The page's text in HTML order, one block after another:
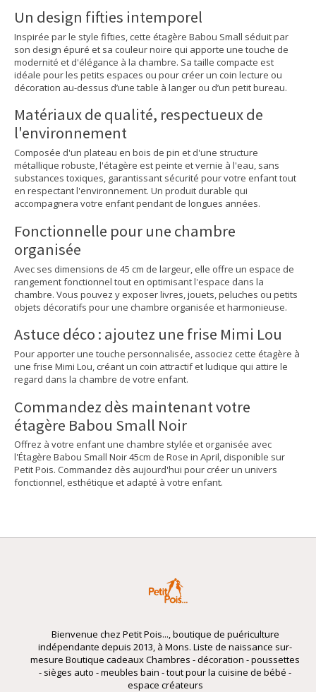
Un design fifties intemporel
Inspirée par le style fifties, cette étagère Babou Small séduit par
son design épuré et sa couleur noire qui apporte une touche de
modernité et d'élégance à la chambre. Sa taille compacte est
idéale pour les petits espaces ou pour créer un coin lecture ou
décoration au-dessus d’une table à langer ou d’un petit bureau.
Matériaux de qualité, respectueux de
l'environnement
Composée d'un plateau en bois de pin et d'une structure
métallique robuste, l'étagère est peinte et vernie à l'eau, sans
substances toxiques, garantissant sécurité pour votre enfant tout
en respectant l'environnement. Un produit durable qui
accompagnera votre enfant pendant de longues années.
Fonctionnelle pour une chambre
organisée
Avec ses dimensions de 45 cm de largeur, elle offre un espace de
rangement fonctionnel tout en optimisant l'espace dans la
chambre. Vous pouvez y exposer livres, jouets, peluches ou petits
objets décoratifs pour une chambre organisée et harmonieuse.
Astuce déco : ajoutez une frise Mimi Lou
Pour apporter une touche personnalisée, associez cette étagère à
une frise Mimi Lou, créant un coin attractif et ludique qui attire le
regard dans la chambre de votre enfant.
Commandez dès maintenant votre
étagère Babou Small Noir
Offrez à votre enfant une chambre stylée et organisée avec
l'Étagère Babou Small Noir 45cm de Rose in April, disponible sur
Petit Pois. Commandez dès aujourd'hui pour créer un univers
fonctionnel, esthétique et adapté à votre enfant.
Bienvenue chez Petit Pois..., boutique de puériculture
indépendante depuis 2013, à Mons. Liste de naissance sur-
mesure Boutique cadeaux Chambres - décoration - poussettes
- sièges auto - meubles bain - tout pour la cuisine de bébé -
espace créateurs